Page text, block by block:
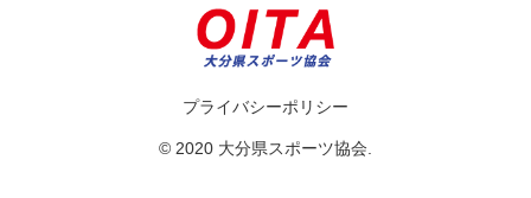
プライバシーポリシー
© 2020 大分県スポーツ協会.